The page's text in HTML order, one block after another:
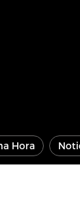
Hora